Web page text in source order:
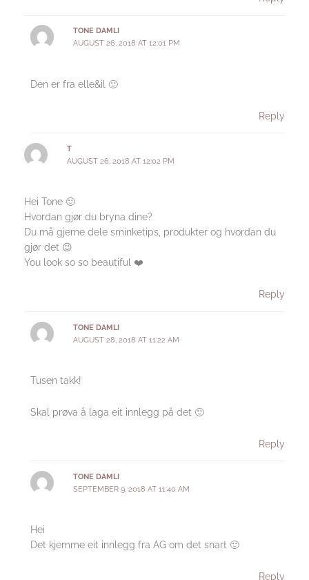
TONE DAMLI
AUGUST 26, 2018 AT 12:01 PM
Den er fra elle&il 🙂
Reply
T
AUGUST 26, 2018 AT 12:02 PM
Hei Tone 🙂
Hvordan gjør du bryna dine?
Du må gjerne dele sminketips, produkter og hvordan du
gjør det 😉
You look so so beautiful ❤️
Reply
TONE DAMLI
AUGUST 28, 2018 AT 11:22 AM
Tusen takk!
Skal prøva å laga eit innlegg på det 🙂
Reply
TONE DAMLI
SEPTEMBER 9, 2018 AT 11:40 AM
Hei
Det kjemme eit innlegg fra AG om det snart 🙂
Reply